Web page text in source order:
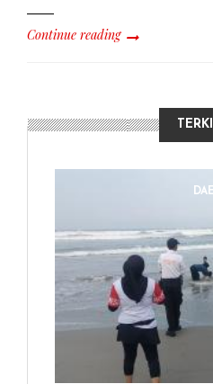
Continue reading